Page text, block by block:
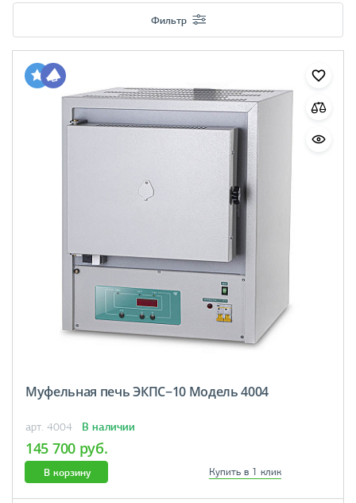
Фильтр
Муфельная печь ЭКПС−10 Модель 4004
арт. 4004 В наличии
145 700 руб.
В корзину Купить в 1 клик